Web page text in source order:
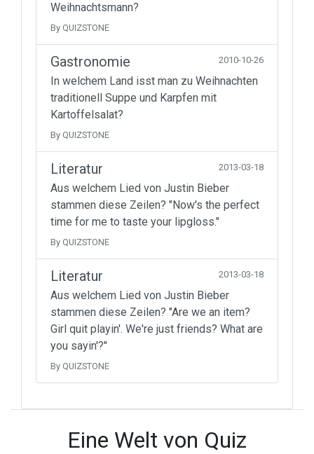
Weihnachtsmann?
By QUIZSTONE
Gastronomie 2010-10-26
In welchem Land isst man zu Weihnachten
traditionell Suppe und Karpfen mit
Kartoffelsalat?
By QUIZSTONE
Literatur 2013-03-18
Aus welchem Lied von Justin Bieber
stammen diese Zeilen? "Now's the perfect
time for me to taste your lipgloss."
By QUIZSTONE
Literatur 2013-03-18
Aus welchem Lied von Justin Bieber
stammen diese Zeilen? "Are we an item?
Girl quit playin'. We're just friends? What are
you sayin'?"
By QUIZSTONE
Eine Welt von Quiz